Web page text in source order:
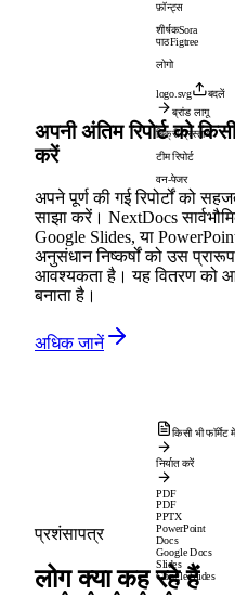
फ़ॉन्ट्स
शीर्षकSora
पाठFigtree
लोगो
logo.svg
बदलें
ब्रांड लागू
बिक्री प्रस्ताव
टीम रिपोर्ट
वन-पेजर
अपनी अंतिम रिपोर्ट को
करें
अपने पूर्ण की गई रिपोर्टों को
साझा करें। NextDocs
Google Slides, या
अनुसंधान निष्कर्षों को उस
आवश्यकता है। यह वितरण को
बनाता है।
अधिक जानें
किसी भी फॉर्मेट
निर्यात करें
PDF
PDF
PPTX
PowerPoint
Docs
Google Docs
Slides
Google Slides
प्रशंसापत्र
लोग क्या कह रहे हैं